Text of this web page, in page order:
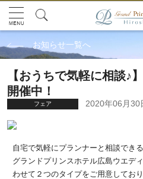
お知らせ一覧へ
【おうちで気軽に相談♪
開催中！
フェア 2020年06月30
自宅で気軽にプランナーと相談でき
グランドプリンスホテル広島ウエデ
わせて２つのタイプをご用意しており